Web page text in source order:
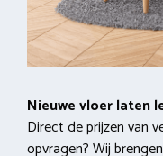
Nieuwe vloer laten
Direct de prijzen van
opvragen? Wij